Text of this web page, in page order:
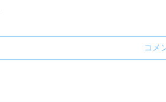
コメ